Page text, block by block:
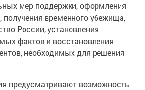
мер поддержки, оформления
получения временного убежища,
России, установления
фактов и восстановления
необходимых для решения
предусматривают возможность